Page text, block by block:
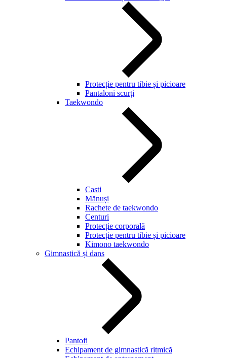
Protecție pentru tibie și picioare
Pantaloni scurți
Taekwondo
Casti
Mănuși
Rachete de taekwondo
Centuri
Protecție corporală
Protecție pentru tibie și picioare
Kimono taekwondo
Gimnastică și dans
Pantofi
Echipament de gimnastică ritmică